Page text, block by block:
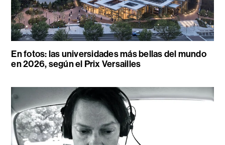
En fotos: las universidades más bellas del mundo
en 2026, según el Prix Versailles